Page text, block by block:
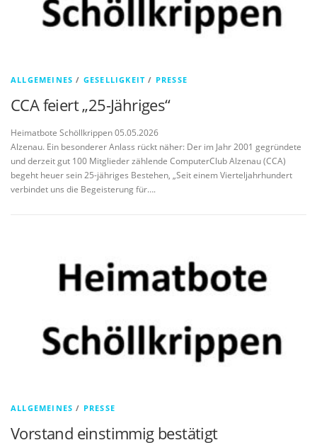
ALLGEMEINES / GESELLIGKEIT / PRESSE
CCA feiert „25-Jähriges“
Heimatbote Schöllkrippen 05.05.2026
Alzenau. Ein besonderer Anlass rückt näher: Der im Jahr 2001 gegründete
und derzeit gut 100 Mitglieder zählende ComputerClub Alzenau (CCA)
begeht heuer sein 25-jähriges Bestehen, „Seit einem Vierteljahrhundert
verbindet uns die Begeisterung für….
ALLGEMEINES / PRESSE
Vorstand einstimmig bestätigt